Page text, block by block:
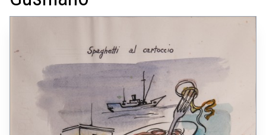
MOSTRE
PALAZZO DELLE MUSE